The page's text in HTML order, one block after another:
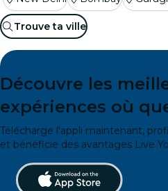
Trouve ta ville
Découvre les
expériences où
Télécharge l'appli maintenant,
et bénéficie des avantages Live